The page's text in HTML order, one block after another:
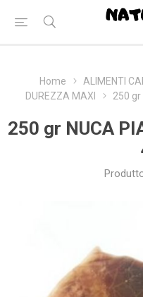
Home ALIMENTI
DUREZZA MAXI
250 gr
250 gr NUCA